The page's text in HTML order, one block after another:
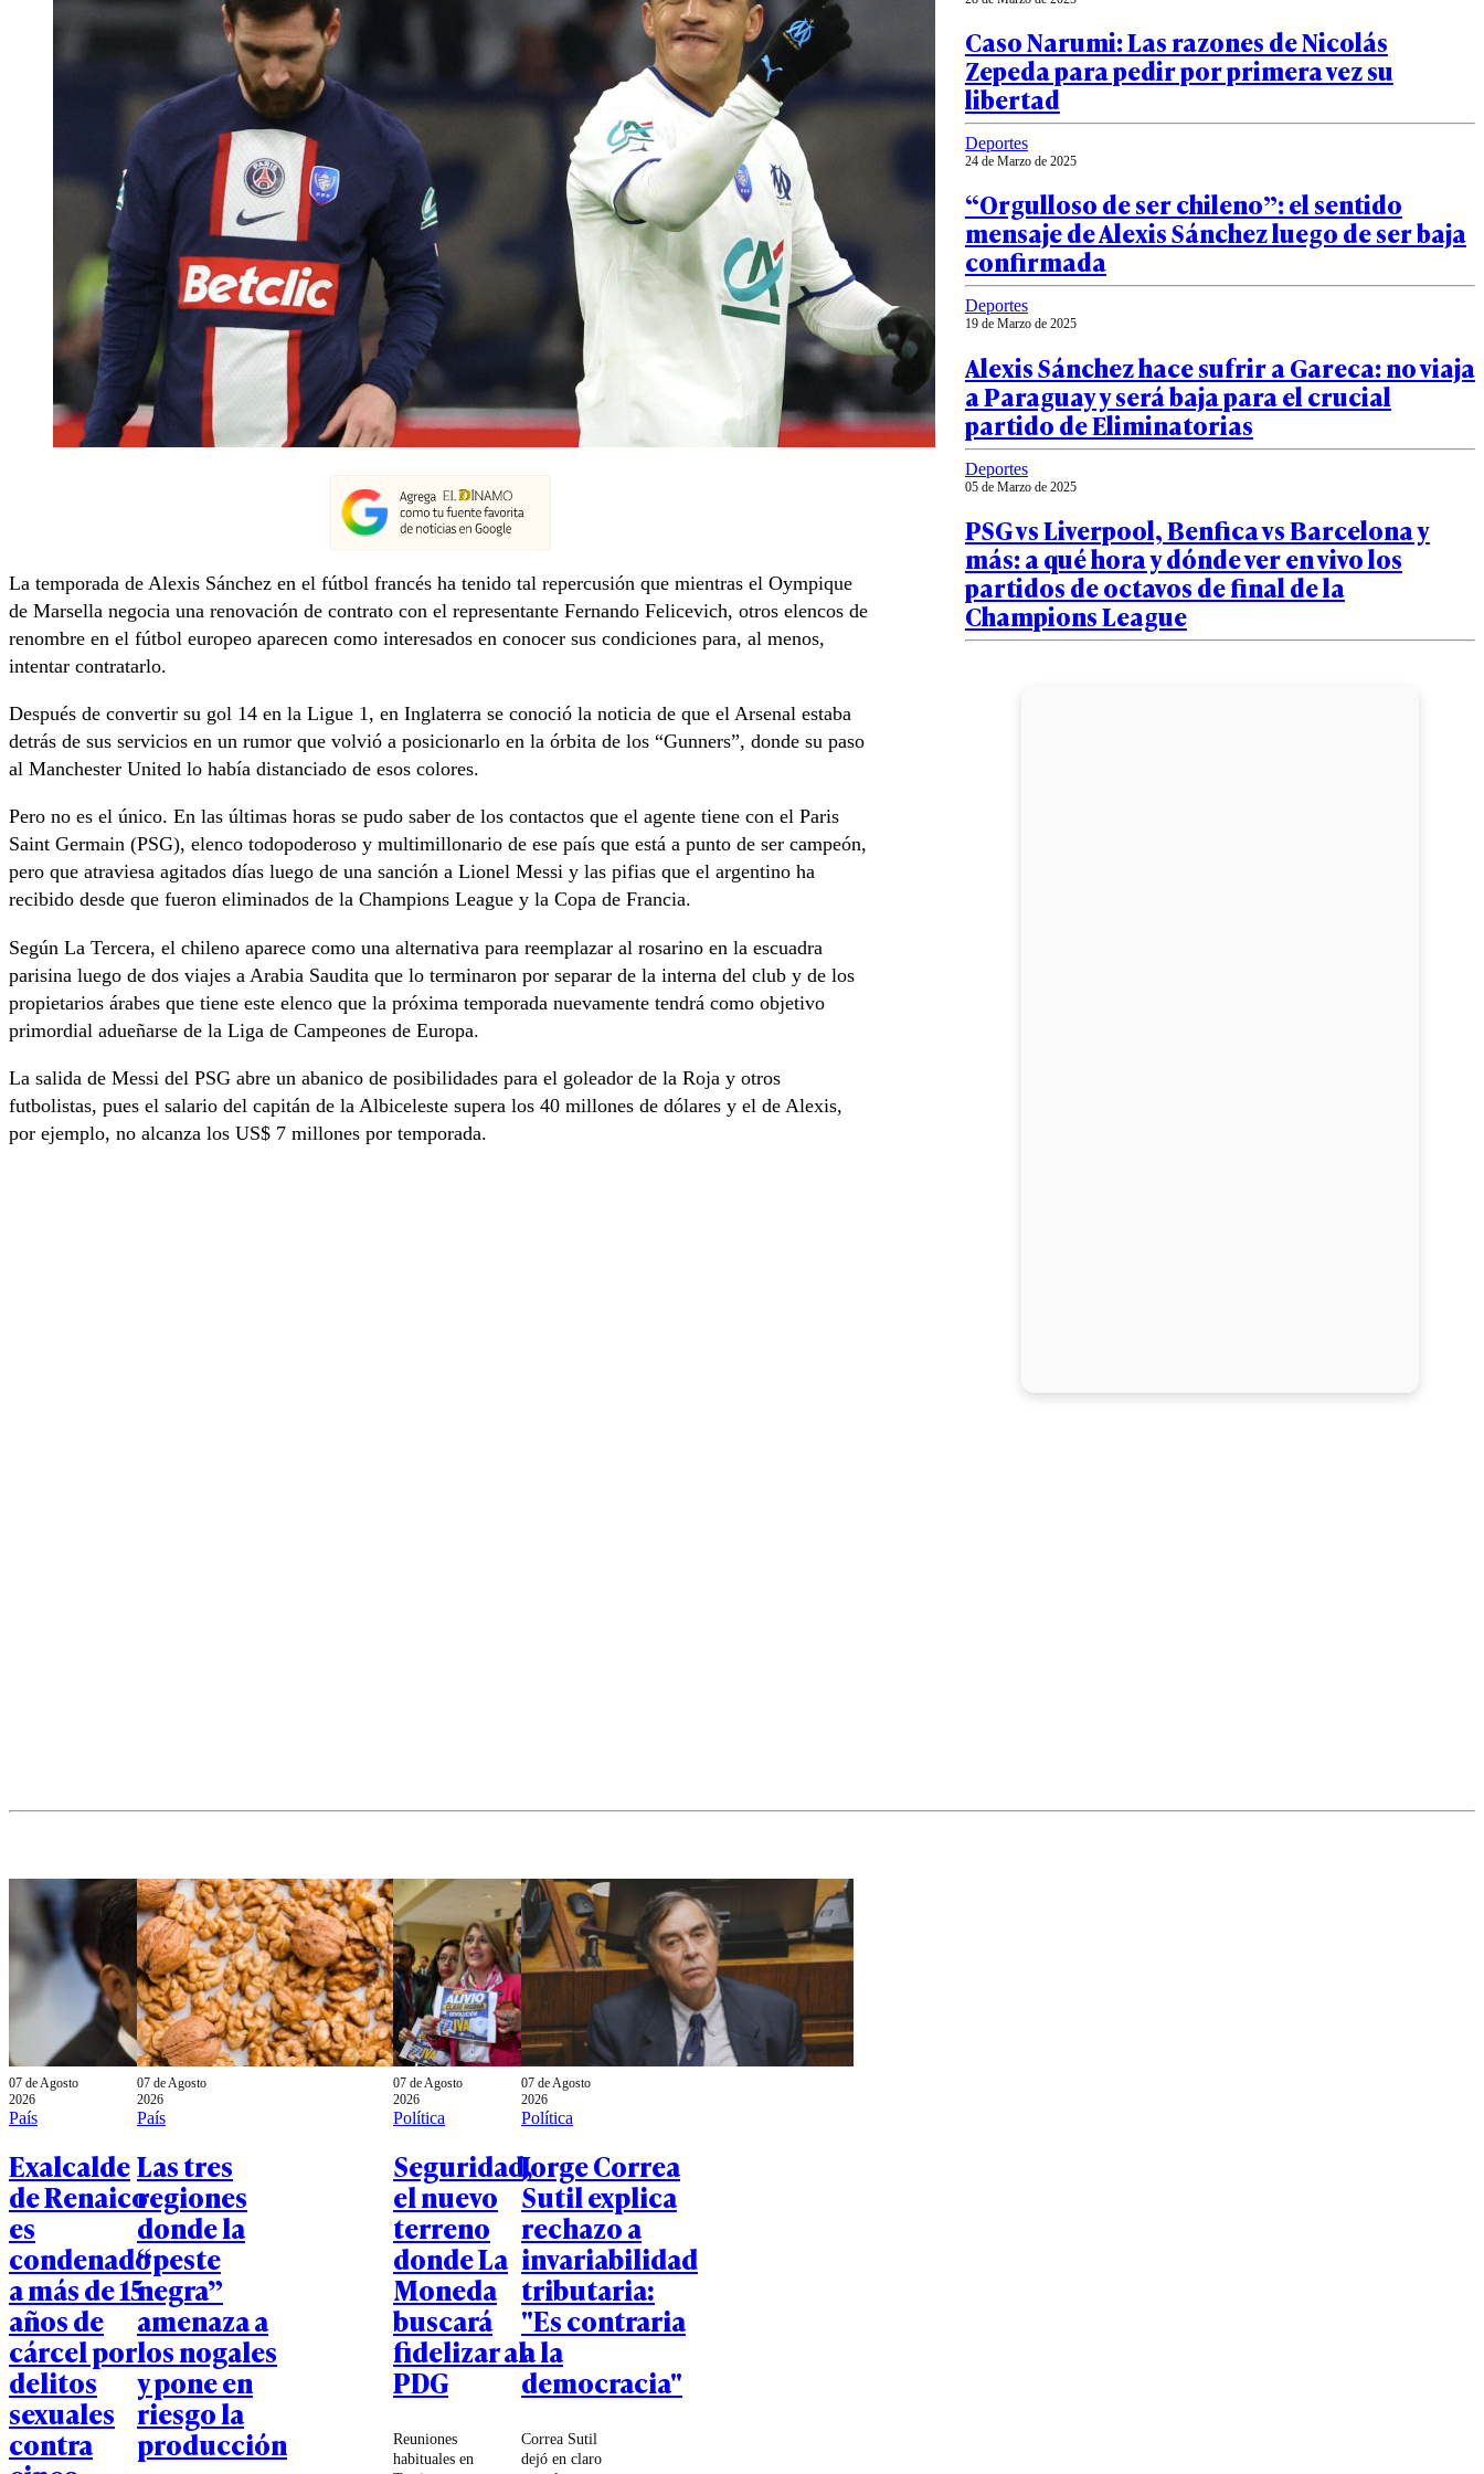
La temporada de Alexis Sánchez en el fútbol francés ha tenido tal repercusión que mientras el Oympique
de Marsella negocia una renovación de contrato con el representante Fernando Felicevich, otros elencos de
renombre en el fútbol europeo aparecen como interesados en conocer sus condiciones para, al menos,
intentar contratarlo.
Después de convertir su gol 14 en la Ligue 1, en Inglaterra se conoció la noticia de que el Arsenal estaba
detrás de sus servicios en un rumor que volvió a posicionarlo en la órbita de los “Gunners”, donde su paso
al Manchester United lo había distanciado de esos colores.
Pero no es el único. En las últimas horas se pudo saber de los contactos que el agente tiene con el Paris
Saint Germain (PSG), elenco todopoderoso y multimillonario de ese país que está a punto de ser campeón,
pero que atraviesa agitados días luego de una sanción a Lionel Messi y las pifias que el argentino ha
recibido desde que fueron eliminados de la Champions League y la Copa de Francia.
Según La Tercera, el chileno aparece como una alternativa para reemplazar al rosarino en la escuadra
parisina luego de dos viajes a Arabia Saudita que lo terminaron por separar de la interna del club y de los
propietarios árabes que tiene este elenco que la próxima temporada nuevamente tendrá como objetivo
primordial adueñarse de la Liga de Campeones de Europa.
La salida de Messi del PSG abre un abanico de posibilidades para el goleador de la Roja y otros
futbolistas, pues el salario del capitán de la Albiceleste supera los 40 millones de dólares y el de Alexis,
por ejemplo, no alcanza los US$ 7 millones por temporada.
Caso Narumi: Las razones de Nicolás
Zepeda para pedir por primera vez su
libertad
Deportes
24 de Marzo de 2025
“Orgulloso de ser chileno”: el sentido
mensaje de Alexis Sánchez luego de ser baja
confirmada
Deportes
19 de Marzo de 2025
Alexis Sánchez hace sufrir a Gareca: no viaja
a Paraguay y será baja para el crucial
partido de Eliminatorias
Deportes
05 de Marzo de 2025
PSG vs Liverpool, Benfica vs Barcelona y
más: a qué hora y dónde ver en vivo los
partidos de octavos de final de la
Champions League
07 de Agosto
2026
País
Exalcalde
de Renaico
es
condenado
a más de 15
años de
cárcel por
delitos
sexuales
contra
07 de Agosto
2026
País
Las tres
regiones
donde la
“peste
negra”
amenaza a
los nogales
y pone en
riesgo la
producción
07 de Agosto
2026
Política
Seguridad,
el nuevo
terreno
donde La
Moneda
buscará
fidelizar al
PDG
Reuniones
habituales en
07 de Agosto
2026
Política
Jorge Correa
Sutil explica
rechazo a
invariabilidad
tributaria:
"Es contraria
a la
democracia"
Correa Sutil
dejó en claro